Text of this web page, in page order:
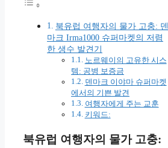
북유럽 여행자의 물가 고충: 덴
마크 Irma1000 슈퍼마켓의 저렴
한 생수 발견기
노르웨이의 고유한 시스
템: 공병 보증금
덴마크 이야마 슈퍼마켓
에서의 기쁜 발견
여행자에게 주는 교훈
키워드:
북유럽 여행자의 물가 고충: